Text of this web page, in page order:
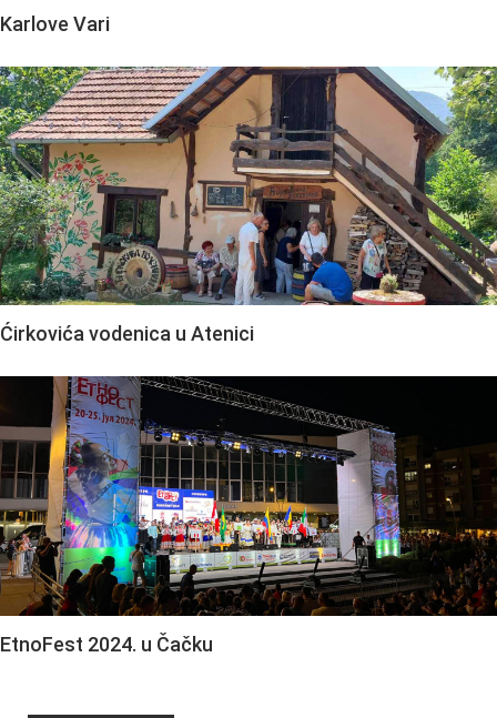
Karlove Vari
Ćirkovića vodenica u Atenici
EtnoFest 2024. u Čačku